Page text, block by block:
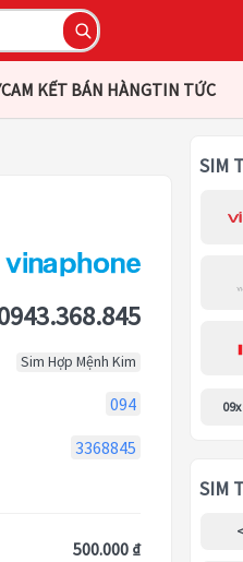
CAM KẾT BÁN HÀNGTIN TỨC
Sim Hợp Mệnh Kim
094
3368845
500.000 ₫
SIM
09x
SIM